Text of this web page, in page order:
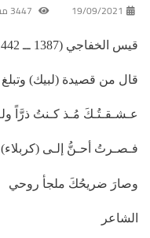
19/09/2021
قيس الخفاجي (1387 ــ 1442 هـ / 1967 ــ 2020 م)
قال من قصيدة (لبيك) وتبلغ (15)
عـشـقـتُـكَ مُـذ كـنتُ ذرَّاً
فـصـرتُ أحـنُّ إلـى (كربلاء)
وصارَ ضريحُكَ ملجأ روحي
الشاعر